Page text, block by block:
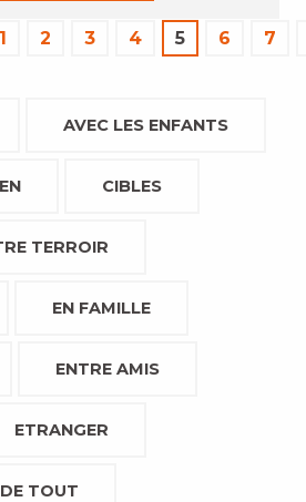
1 2 3 4 5 6 7
AVEC LES ENFANTS
CIBLES
TERROIR
EN FAMILLE
ENTRE AMIS
ETRANGER
TOUT